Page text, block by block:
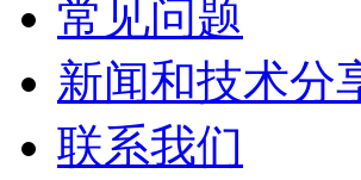
常见问题
新闻和技术分
联系我们